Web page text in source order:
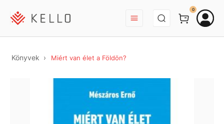
BEJELENTKEZÉS
0
Könyvek Miért van élet a Földön?